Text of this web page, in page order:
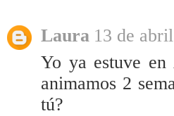
Laura 13 de
Yo ya estuve en
animamos 2
tú?